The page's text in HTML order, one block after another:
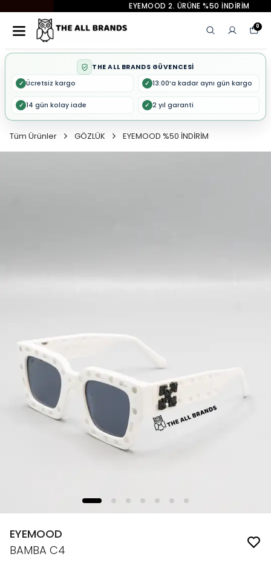
EYEMOOD 2. ÜRÜNE %50 İNDİRİM
0
THE ALL BRANDS GÜVENCESİ
✓ Ücretsiz kargo ✓ 13:00’a kadar aynı gün kargo
✓ 14 gün kolay iade ✓ 2 yıl garanti
Tüm Ürünler GÖZLÜK EYEMOOD %50 İNDİRİM
EYEMOOD
BAMBA C4